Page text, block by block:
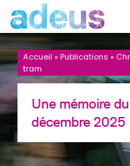
Accueil »Publications »
tram
Une mémoire
décembre 2025
Panneau de gestion